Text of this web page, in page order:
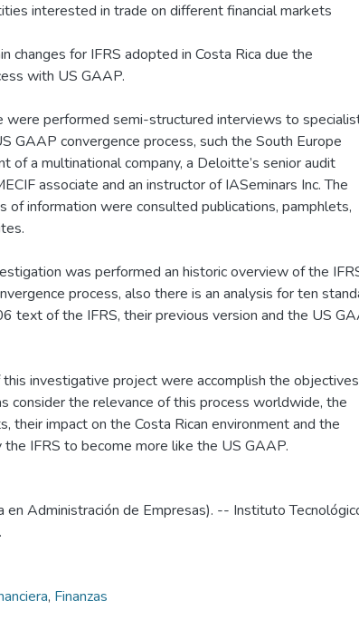
interested in trade on different financial markets
changes for IFRS adopted in Costa Rica due the
with US GAAP.
were performed semi-structured interviews to
GAAP convergence process, such the South Europe
of a multinational company, a Deloitte’s senior audit
associate and an instructor of IASeminars Inc. The
of information were consulted publications, pamphlets,
was performed an historic overview of the
process, also there is an analysis for ten
text of the IFRS, their previous version and the US
investigative project were accomplish the
consider the relevance of this process worldwide, the
their impact on the Costa Rican environment and the
IFRS to become more like the US GAAP.
en Administración de Empresas). -- Instituto
, Finanzas